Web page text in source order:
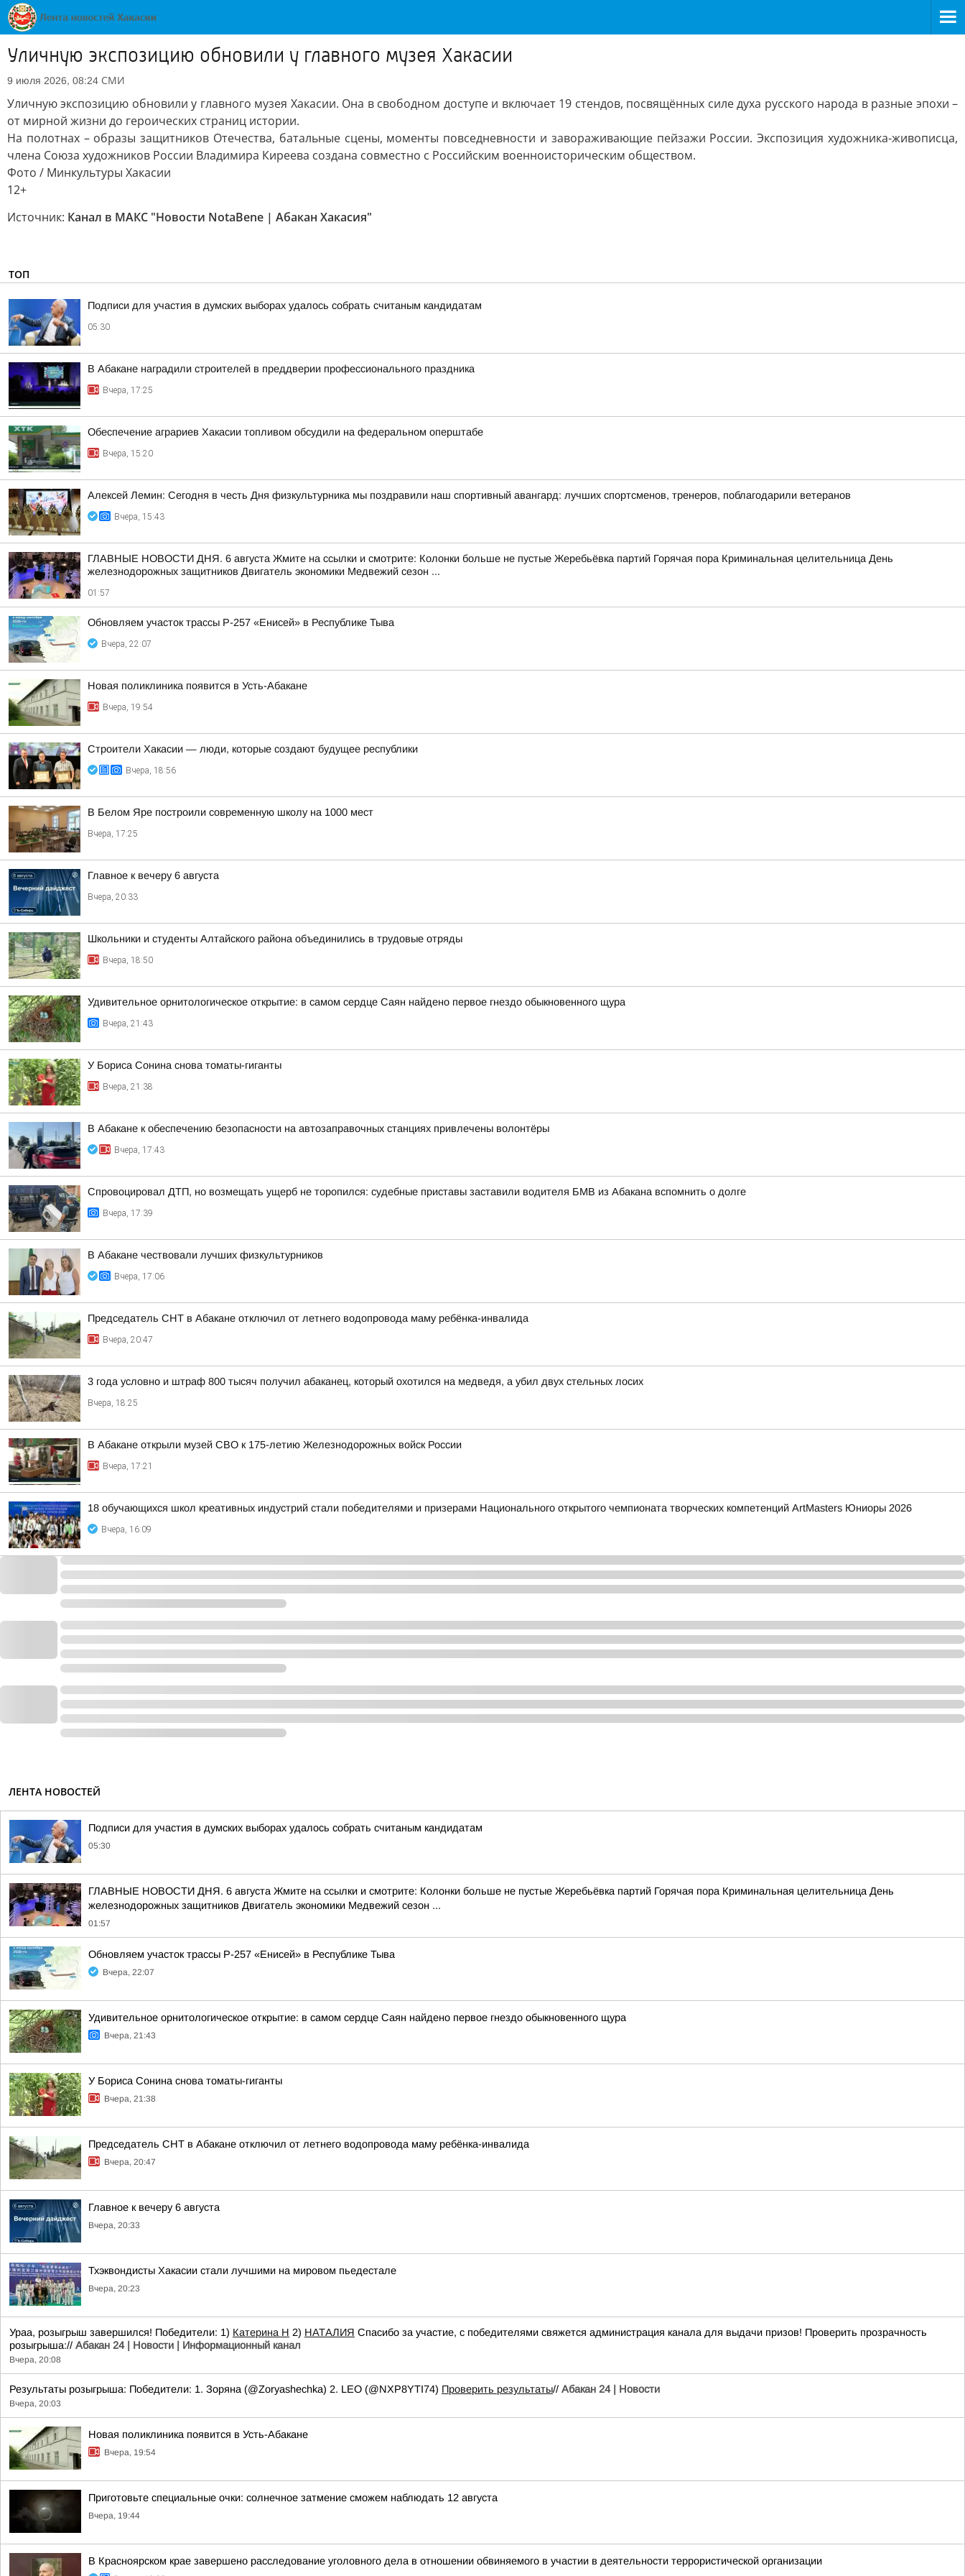
Уличную экспозицию обновили у главного музея Хакасии
9 июля 2026, 08:24 СМИ
Уличную экспозицию обновили у главного музея Хакасии. Она в свободном доступе и включает 19 стендов, посвящённых силе духа русского народа в разные эпохи –
от мирной жизни до героических страниц истории.
На полотнах – образы защитников Отечества, батальные сцены, моменты повседневности и завораживающие пейзажи России. Экспозиция художника-живописца,
члена Союза художников России Владимира Киреева создана совместно с Российским военноисторическим обществом.
Фото / Минкультуры Хакасии
12+
Источник: Канал в МАКС "Новости NotaBene | Абакан Хакасия"
ТОП
Подписи для участия в думских выборах удалось собрать считаным кандидатам
05:30
В Абакане наградили строителей в преддверии профессионального праздника
Вчера, 17:25
Обеспечение аграриев Хакасии топливом обсудили на федеральном оперштабе
Вчера, 15:20
Алексей Лемин: Сегодня в честь Дня физкультурника мы поздравили наш спортивный авангард: лучших спортсменов, тренеров, поблагодарили ветеранов
Вчера, 15:43
ГЛАВНЫЕ НОВОСТИ ДНЯ. 6 августа Жмите на ссылки и смотрите: Колонки больше не пустые Жеребьёвка партий Горячая пора Криминальная целительница День
железнодорожных защитников Двигатель экономики Медвежий сезон ...
01:57
Обновляем участок трассы Р-257 «Енисей» в Республике Тыва
Вчера, 22:07
Новая поликлиника появится в Усть-Абакане
Вчера, 19:54
Строители Хакасии — люди, которые создают будущее республики
Вчера, 18:56
В Белом Яре построили современную школу на 1000 мест
Вчера, 17:25
Главное к вечеру 6 августа
Вчера, 20:33
Школьники и студенты Алтайского района объединились в трудовые отряды
Вчера, 18:50
Удивительное орнитологическое открытие: в самом сердце Саян найдено первое гнездо обыкновенного щура
Вчера, 21:43
У Бориса Сонина снова томаты-гиганты
Вчера, 21:38
В Абакане к обеспечению безопасности на автозаправочных станциях привлечены волонтёры
Вчера, 17:43
Спровоцировал ДТП, но возмещать ущерб не торопился: судебные приставы заставили водителя БМВ из Абакана вспомнить о долге
Вчера, 17:39
В Абакане чествовали лучших физкультурников
Вчера, 17:06
Председатель СНТ в Абакане отключил от летнего водопровода маму ребёнка-инвалида
Вчера, 20:47
3 года условно и штраф 800 тысяч получил абаканец, который охотился на медведя, а убил двух стельных лосих
Вчера, 18:25
В Абакане открыли музей СВО к 175-летию Железнодорожных войск России
Вчера, 17:21
18 обучающихся школ креативных индустрий стали победителями и призерами Национального открытого чемпионата творческих компетенций ArtMasters Юниоры 2026
Вчера, 16:09
ЛЕНТА НОВОСТЕЙ
Подписи для участия в думских выборах удалось собрать считаным кандидатам
05:30
ГЛАВНЫЕ НОВОСТИ ДНЯ. 6 августа Жмите на ссылки и смотрите: Колонки больше не пустые Жеребьёвка партий Горячая пора Криминальная целительница День
железнодорожных защитников Двигатель экономики Медвежий сезон ...
01:57
Обновляем участок трассы Р-257 «Енисей» в Республике Тыва
Вчера, 22:07
Удивительное орнитологическое открытие: в самом сердце Саян найдено первое гнездо обыкновенного щура
Вчера, 21:43
У Бориса Сонина снова томаты-гиганты
Вчера, 21:38
Председатель СНТ в Абакане отключил от летнего водопровода маму ребёнка-инвалида
Вчера, 20:47
Главное к вечеру 6 августа
Вчера, 20:33
Тхэквондисты Хакасии стали лучшими на мировом пьедестале
Вчера, 20:23
Ураа, розыгрыш завершился! Победители: 1) Катерина Н 2) НАТАЛИЯ Спасибо за участие, с победителями свяжется администрация канала для выдачи призов! Проверить прозрачность
розыгрыша:// Абакан 24 | Новости | Информационный канал
Вчера, 20:08
Результаты розыгрыша: Победители: 1. Зоряна (@Zoryashechka) 2. LEO (@NXP8YTI74) Проверить результаты// Абакан 24 | Новости
Вчера, 20:03
Новая поликлиника появится в Усть-Абакане
Вчера, 19:54
Приготовьте специальные очки: солнечное затмение сможем наблюдать 12 августа
Вчера, 19:44
В Красноярском крае завершено расследование уголовного дела в отношении обвиняемого в участии в деятельности террористической организации